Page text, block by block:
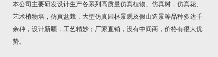
本公司主要研发设计生产各系列高质量仿真植物、仿真树，仿真花、
艺术植物墙，仿真盆栽，大型仿真园林景观及假山造景等品种多达千
余种，设计新颖，工艺精妙；厂家直销，没有中间商，价格有很大优
势。